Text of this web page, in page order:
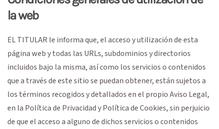
la web
EL TITULAR le informa que, el acceso y utilización de esta
página web y todas las URLs, subdominios y directorios
incluidos bajo la misma, así como los servicios o contenidos
que a través de este sitio se puedan obtener, están sujetos a
los términos recogidos y detallados en el propio Aviso Legal,
en la Política de Privacidad y Política de Cookies, sin perjuicio
de que el acceso a alguno de dichos servicios o contenidos